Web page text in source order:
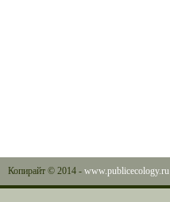
Копирайт © 2014 - www.publicecology.ru